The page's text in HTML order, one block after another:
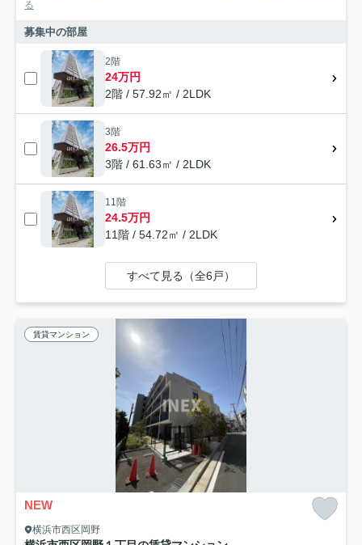
る
募集中の部屋
2階
24万円
2階 / 57.92㎡ / 2LDK
3階
26.5万円
3階 / 61.63㎡ / 2LDK
11階
24.5万円
11階 / 54.72㎡ / 2LDK
すべて見る（全6戸）
賃貸マンション
NEW
横浜市西区岡野